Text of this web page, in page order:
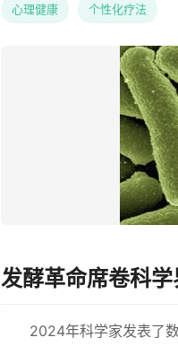
心理健康 个性化疗法
发酵革命席卷科学
2024年科学家发表了